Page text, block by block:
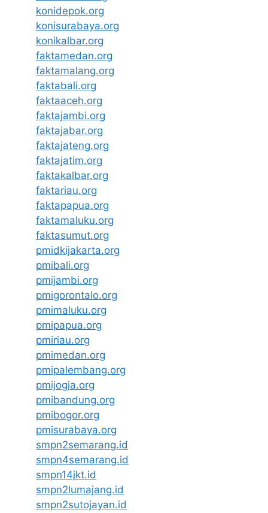
konidepok.org
konisurabaya.org
konikalbar.org
faktamedan.org
faktamalang.org
faktabali.org
faktaaceh.org
faktajambi.org
faktajabar.org
faktajateng.org
faktajatim.org
faktakalbar.org
faktariau.org
faktapapua.org
faktamaluku.org
faktasumut.org
pmidkijakarta.org
pmibali.org
pmijambi.org
pmigorontalo.org
pmimaluku.org
pmipapua.org
pmiriau.org
pmimedan.org
pmipalembang.org
pmijogja.org
pmibandung.org
pmibogor.org
pmisurabaya.org
smpn2semarang.id
smpn4semarang.id
smpn14jkt.id
smpn2lumajang.id
smpn2sutojayan.id